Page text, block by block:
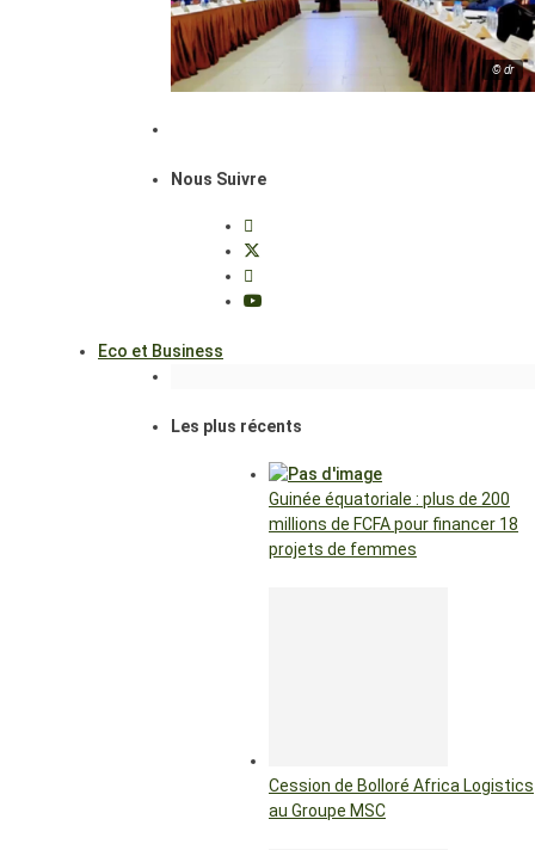
© dr
Nous Suivre
Eco et Business
Les plus récents
Guinée équatoriale : plus de 200
millions de FCFA pour financer 18
projets de femmes
Cession de Bolloré Africa Logistics
au Groupe MSC